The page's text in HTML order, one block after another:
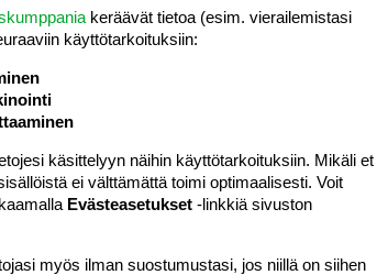
tuo selviää, LA 3.9
öinä ja iltoina että eipä
tuntuivat niin voimakkailta ja tulivat
keräävät tietoa (esim. vierailemis­tasi
käyttötarkoituksiin:
käsittelyyn näihin käyttötarkoituksiin. Mikäli et
ei välttämättä toimi optimaalisesti. Voit
Evästeasetukset -linkkiä sivuston
myös ilman suostumustasi, jos niillä on siihen